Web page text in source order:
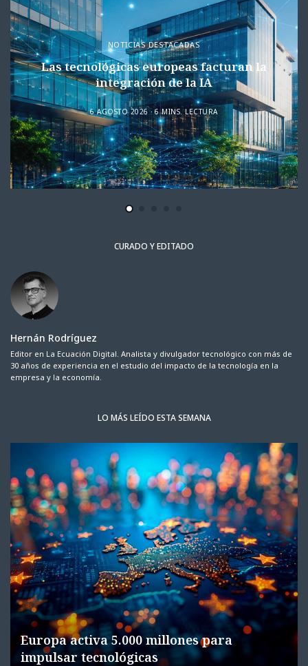
NOTICIAS DESTACADAS
Las tecnológicas europeas facturan la
integración de la IA
6 AGOSTO 2026 6 MINS. LECTURA
CURADO Y EDITADO
Hernán Rodríguez
Editor en La Ecuación Digital. Analista y divulgador tecnológico con más de
30 años de experiencia en el estudio del impacto de la tecnología en la
empresa y la economía.
LO MÁS LEÍDO ESTA SEMANA
Europa activa 5.000 millones para
impulsar tecnológicas